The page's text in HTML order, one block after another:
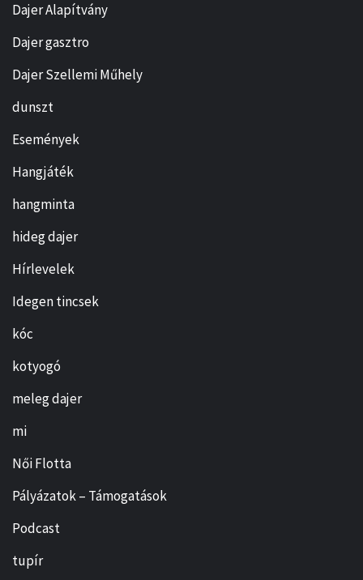
Dajer Alapítvány
Dajer gasztro
Dajer Szellemi Műhely
dunszt
Események
Hangjáték
hangminta
hideg dajer
Hírlevelek
Idegen tincsek
kóc
kotyogó
meleg dajer
mi
Női Flotta
Pályázatok – Támogatások
Podcast
tupír